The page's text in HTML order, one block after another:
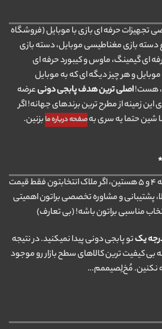
تجهیزات حرفه ای بازی با موبایل (فروشگاه
دسته بازی مغناطیسی موبایل، دسته بازی
ای گیمینگ، ماوس و کیبورد حرفه ای
و هر چیز دیگه ای که به موبایل
هست!اصلی ترین هدف پابجی دونیعرضه
این زمینه از مطرح ترین برندهای جهانه! اگر
شین حتما یه سری بهصفحه درباره ما بزنین.
اگر دنبال کالاهای فیک و درجه ۴ و ۵ هستین، اگر ملاک انتخابتون فقط قیمت
پشتیبانی و مشاوره تخصصی براتون اهمیتی
مناسبی براتون باشه! (بی تعارف)
یکتو پابجی دونی پیدا نمیکنید. در نتیجه
بی کیفیت ترین کالاهای سطح بازار رو موجود
نکنین. مُخ‌لِصیممم…